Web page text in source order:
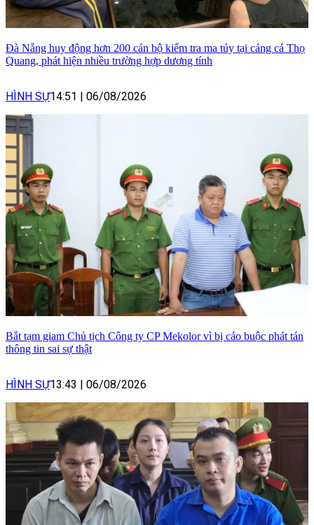
Đà Nẵng huy động hơn 200 cán bộ kiểm tra ma túy tại cảng cá Thọ
Quang, phát hiện nhiều trường hợp dương tính
HÌNH SỰ14:51 06/08/2026
Bắt tạm giam Chủ tịch Công ty CP Mekolor vì bị cáo buộc phát tán
thông tin sai sự thật
HÌNH SỰ13:43 06/08/2026